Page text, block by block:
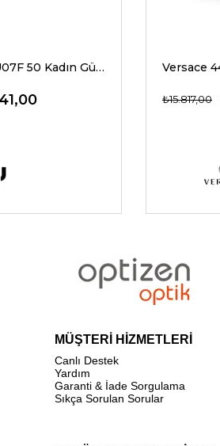
Miu Miu 04ZS VAU07F 50 Kadın Güneş Gözlükleri
₺15.817,00
MÜŞTERİ HİZMETLERİ
Canlı Destek
Yardım
Garanti & İade Sorgulama
Sıkça Sorulan Sorular